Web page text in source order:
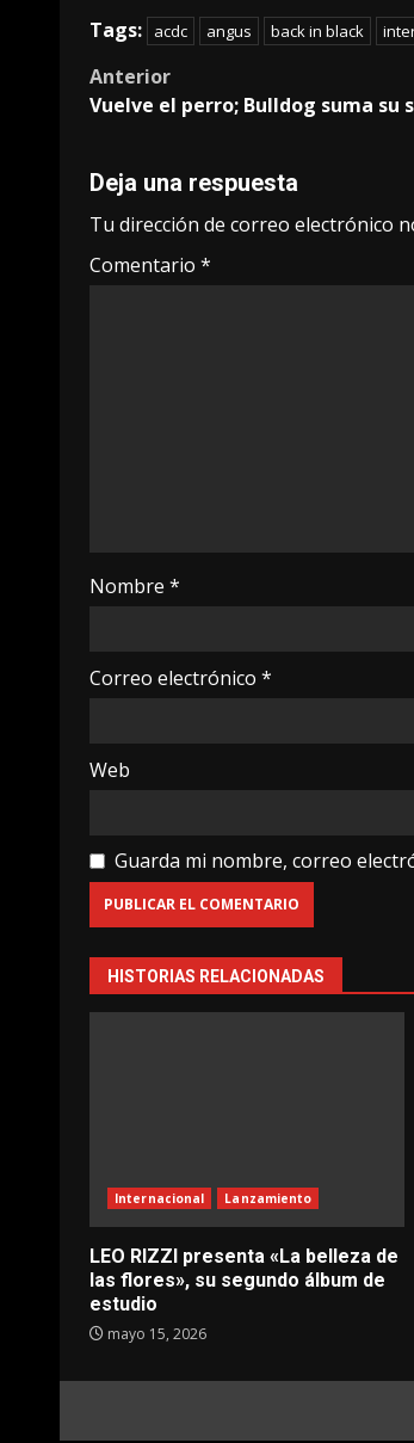
Tags:
acdc angus back in black
Post
navigation
Anterior
Vuelve el perro; Bulldog suma su
Deja una respuesta
Tu dirección de correo electrónico
Comentario *
Nombre *
Correo electrónico *
Web
Guarda mi nombre, correo
HISTORIAS RELACIONADAS
Internacional Lanzamiento
LEO RIZZI presenta «La belleza de
las flores», su segundo álbum de
estudio
mayo 15, 2026